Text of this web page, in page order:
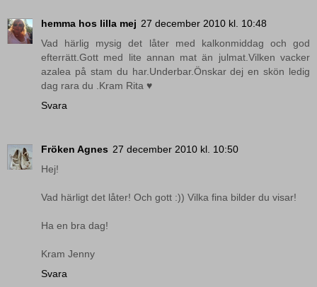
hemma hos lilla mej 27 december 2010 kl. 10:48
Vad härlig mysig det låter med kalkonmiddag och god
efterrätt.Gott med lite annan mat än julmat.Vilken vacker
azalea på stam du har.Underbar.Önskar dej en skön ledig
dag rara du .Kram Rita ♥
Svara
Fröken Agnes 27 december 2010 kl. 10:50
Hej!
Vad härligt det låter! Och gott :)) Vilka fina bilder du visar!
Ha en bra dag!
Kram Jenny
Svara